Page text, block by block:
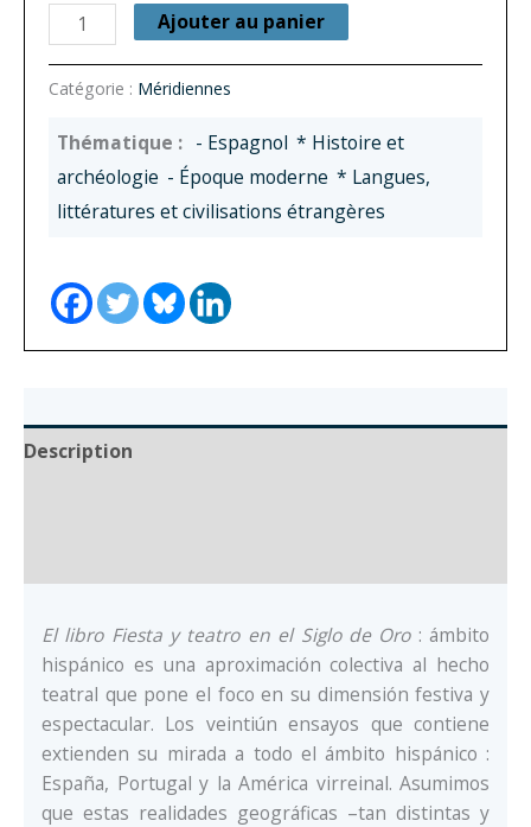
quantité
de
Fiesta
teatro
en
el
de
Oro
hispánico
Ajouter au panier
Catégorie : Méridiennes
- Espagnol * Histoire et
archéologie - Époque moderne * Langues,
littératures et civilisations étrangères
Description
El libro Fiesta y teatro en el Siglo de Oro: ámbito
hispánico es una aproximación colectiva al hecho
teatral que pone el foco en su dimensión festiva y
espectacular. Los veintiún ensayos que contiene
extienden su mirada a todo el ámbito hispánico :
España, Portugal y la América virreinal. Asumimos
que estas realidades geográficas –tan distintas y